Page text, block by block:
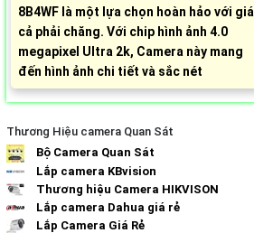
8B4WF là một lựa chọn hoàn hảo với giá
cả phải chăng. Với chip hình ảnh 4.0
megapixel Ultra 2k, Camera này mang
đến hình ảnh chi tiết và sắc nét
Thương Hiệu camera Quan Sát
Bộ Camera Quan Sát
Lắp camera KBvision
Thương hiệu Camera HIKVISON
Lắp camera Dahua giá rẻ
Lắp Camera Giá Rẻ